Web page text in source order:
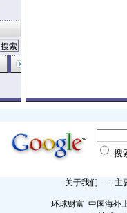
搜
关于我们 －－ 主
环球财富 中国海外